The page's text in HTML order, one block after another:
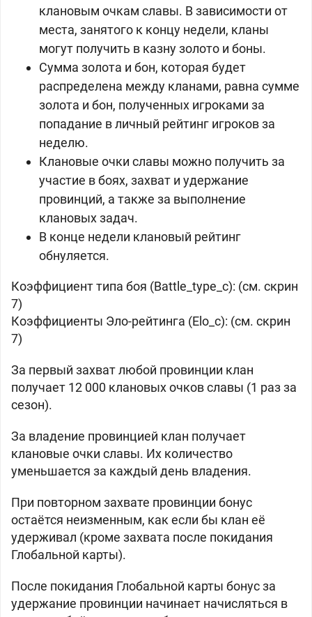
клановым очкам славы. В зависимости от
места, занятого к концу недели, кланы
могут получить в казну золото и боны.
Сумма золота и бон, которая будет
распределена между кланами, равна сумме
золота и бон, полученных игроками за
попадание в личный рейтинг игроков за
неделю.
Клановые очки славы можно получить за
участие в боях, захват и удержание
провинций, а также за выполнение
клановых задач.
В конце недели клановый рейтинг
обнуляется.
Коэффициент типа боя (Battle_type_c): (см. скрин
7)
Коэффициенты Эло-рейтинга (Elo_c): (см. скрин
7)
За первый захват любой провинции клан
получает 12 000 клановых очков славы (1 раз за
сезон).
За владение провинцией клан получает
клановые очки славы. Их количество
уменьшается за каждый день владения.
При повторном захвате провинции бонус
остаётся неизменным, как если бы клан её
удерживал (кроме захвата после покидания
Глобальной карты).
После покидания Глобальной карты бонус за
удержание провинции начинает начисляться в